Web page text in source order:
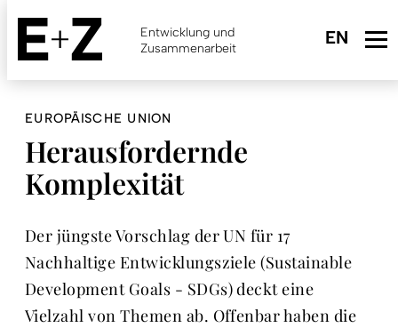
Skip
main
content
Entwicklung und
Zusammenarbeit
EUROPÄISCHE UNION
Herausfordernde
Komplexität
Der jüngste Vorschlag der UN für 17
Nachhaltige Entwicklungsziele (Sustainable
Development Goals - SDGs) deckt eine
Vielzahl von Themen ab. Offenbar haben die